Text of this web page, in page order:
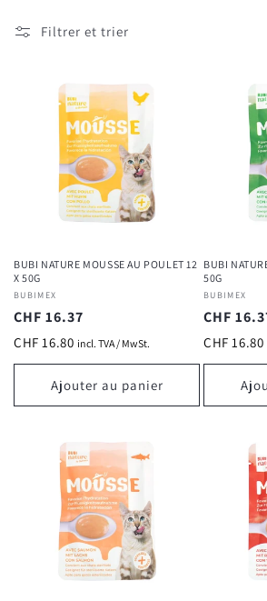
Filtrer et trier
BUBI NATURE MOUSSE AU POULET 12
X 50G
Fournisseur :
BUBIMEX
Prix
habituel
CHF 16.37
CHF 16.80 incl. TVA / MwSt.
Ajouter au panier
BUBI
50G
BUBIMEX
Prix
habituel
CHF
CHF 16.80